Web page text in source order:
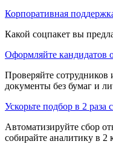
Корпоративная
Какой соцпакет вы
Оформляйте кандидатов
Проверяйте
документы без бумаг и
Ускорьте подбор в 2 раза
Автоматизируйте сбор
собирайте аналитику в 2